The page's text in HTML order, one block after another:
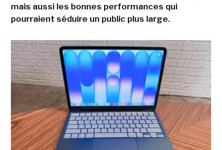
mais aussi les bonnes performances qui
pourraient séduire un public plus large.